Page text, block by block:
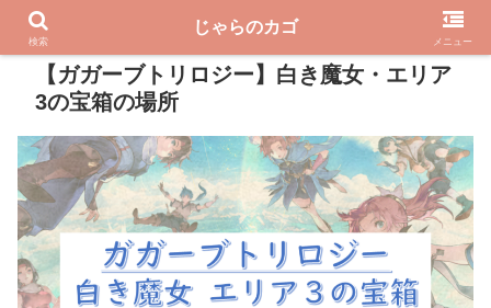
PR
【ガガーブトリロジー】白き魔女・エリア
3の宝箱の場所
検索
じゃらのカゴ
メニュー